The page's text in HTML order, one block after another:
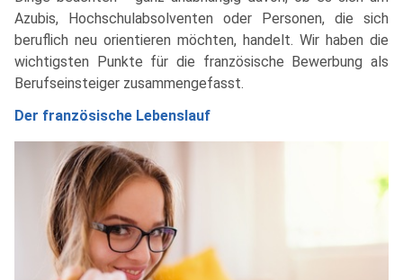
Azubis, Hochschulabsolventen oder Personen, die sich
beruflich neu orientieren möchten, handelt. Wir haben die
wichtigsten Punkte für die französische Bewerbung als
Berufseinsteiger zusammengefasst.
Der französische Lebenslauf